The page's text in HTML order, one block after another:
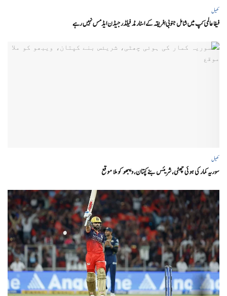
کھیل
فیفا عالمی کپ میں شامل جنوبی افریقہ کے اسٹار مڈ فیلڈر جیڈن ایڈمس نہیں رہے
کھیل
سوریہ کمار کی ہوئی چھٹی، شریئس بنے کپتان، ویبھو کو ملا موقع